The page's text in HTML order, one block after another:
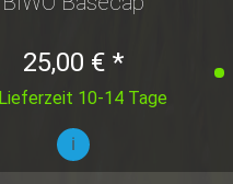
25,00 € *
Lieferzeit 10-14 Tage
i